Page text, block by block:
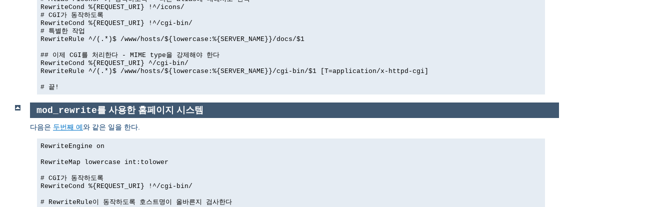
RewriteCond %{REQUEST_URI} !^/icons/
# CGI가 동작하도록
RewriteCond %{REQUEST_URI} !^/cgi-bin/
# 특별한 작업
RewriteRule ^/(.*)$ /www/hosts/${lowercase:%{SERVER_NAME}}/docs/$1
## 이제 CGI를 처리한다 - MIME type을 강제해야 한다
RewriteCond %{REQUEST_URI} ^/cgi-bin/
RewriteRule ^/(.*)$ /www/hosts/${lowercase:%{SERVER_NAME}}/cgi-bin/$1 [T=application/x-httpd-cgi]
# 끝!
mod_rewrite를 사용한 홈페이지 시스템
다음은 두번째 예와 같은 일을 한다.
RewriteEngine on
RewriteMap lowercase int:tolower
# CGI가 동작하도록
RewriteCond %{REQUEST_URI} !^/cgi-bin/
# RewriteRule이 동작하도록 호스트명이 올바른지 검사한다